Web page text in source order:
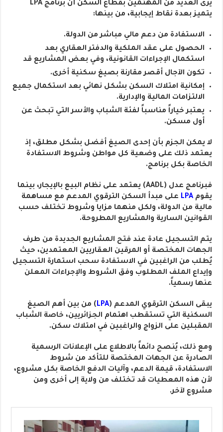
يرى العديد من المهتمين بقطاع السكن أن برنامج LPA
يتميز بعدة نقاط إيجابية، من بينها:
الاستفادة من دعم مالي مباشر من الدولة.
الحصول على عقد الملكية والدفتر العقاري بعد
استكمال الإجراءات القانونية، وفي بعض المشاريع قد
تكون الآجال أقصر مقارنة بصيغ سكنية أخرى.
إمكانية امتلاك السكن بشكل نهائي بعد استكمال جميع
الالتزامات المالية والإدارية.
يعتبر خياراً مناسباً لفئة الشباب والأسر التي تبحث عن
أول مسكن.
لا يمكن الجزم بأن إحدى الصيغ أفضل بشكل مطلق، إذ
يعتمد ذلك على وضعية كل مواطن وشروط الاستفادة
الخاصة بكل برنامج.
فبرنامج عدل (AADL) يعتمد على نظام البيع بالإيجار، بينما
يقومLPA على مبدأ السكن الترقوي المدعم مع مساهمة
مالية من الدولة، ولكل منهما مزايا وشروط تختلف حسب
القوانين السارية والمشاريع المطروحة.
يتم التسجيل عادة عند فتح المشاريع الجديدة من طرف
الجهات المختصة أو المرقين العقاريين المعتمدين، حيث
يُطلب من الراغبين في الاستفادة سحب استمارة التسجيل
وإيداع الملف المطلوب وفق الشروط والإجراءات المعلن
عنها رسمياً.
يبقى السكن الترقوي المدعم (LPA) من بين أهم الصيغ
السكنية التي تستقطب اهتمام الجزائريين، خاصة الشباب
المقبلين على الزواج والراغبين في امتلاك سكن.
ومع ذلك، يُنصح دائماً بالاطلاع على الإعلانات الرسمية
الصادرة عن الجهات المختصة للتأكد من شروط
الاستفادة، قيمة الدعم، وآليات الدفع الخاصة بكل مشروع،
لأن هذه المعطيات قد تختلف من ولاية إلى أخرى ومن
مشروع لآخر.